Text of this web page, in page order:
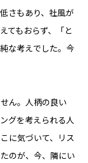
さもあり、社風が
てもおらず、「と
な考えでした。今
ん。人柄の良い
グを考えられる人
に気づいて、リス
のが、今、隣にい